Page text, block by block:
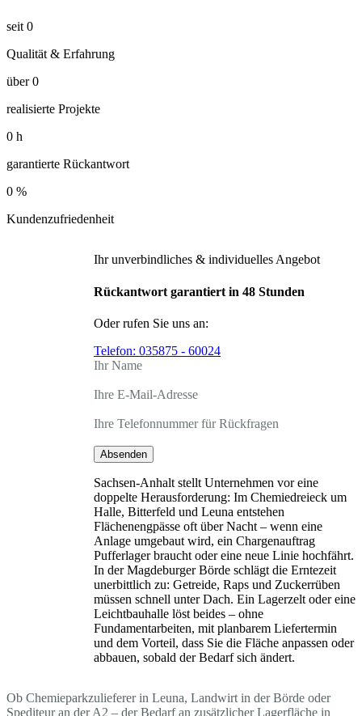
seit 0
Qualität & Erfahrung
über 0
realisierte Projekte
0 h
garantierte Rückantwort
0 %
Kundenzufriedenheit
Ihr unverbindliches & individuelles Angebot
Rückantwort garantiert in 48 Stunden
Oder rufen Sie uns an:
Telefon: 035875 - 60024
Ihr Name
Ihre E-Mail-Adresse
Ihre Telefonnummer für Rückfragen
Absenden
Sachsen-Anhalt stellt Unternehmen vor eine
doppelte Herausforderung: Im Chemiedreieck um
Halle, Bitterfeld und Leuna entstehen
Flächenengpässe oft über Nacht – wenn eine
Anlage umgebaut wird, ein Chargenauftrag
Pufferlager braucht oder eine neue Linie hochfährt.
In der Magdeburger Börde schlägt die Erntezeit
unerbittlich zu: Getreide, Raps und Zuckerrüben
müssen schnell unter Dach. Ein Lagerzelt oder eine
Leichtbauhalle löst beides – ohne
Fundamentarbeiten, mit planbarem Liefertermin
und dem Vorteil, dass Sie die Fläche anpassen oder
abbauen, sobald der Bedarf sich ändert.
Ob Chemieparkzulieferer in Leuna, Landwirt in der Börde oder
Spediteur an der A2 – der Bedarf an zusätzlicher Lagerfläche in